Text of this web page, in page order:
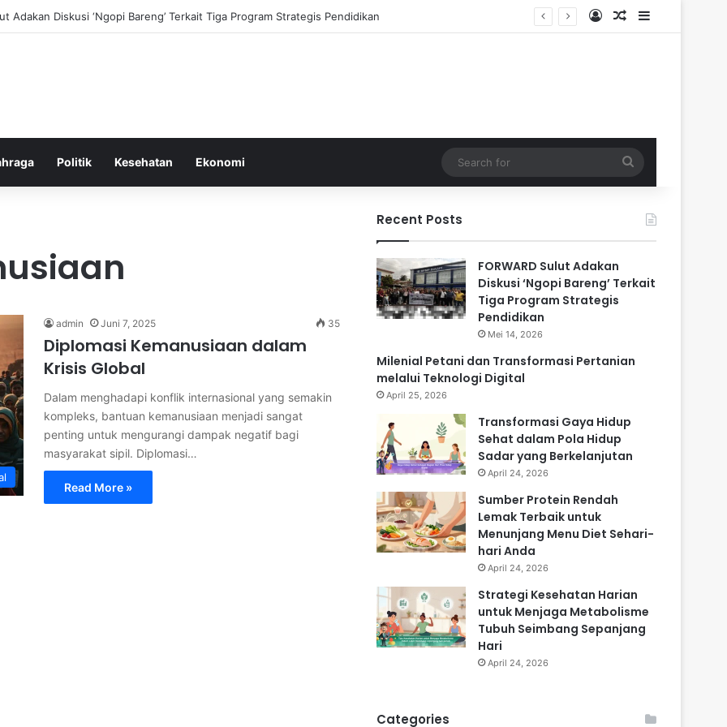
dan Transformasi Pertanian melalui Teknologi Digital Log InRandom Article
Sidebar
Politik Kesehatan Ekonomi
for
admin Juni 7, 2025 35
Diplomasi Kemanusiaan dalam
Krisis Global
Dalam menghadapi konflik internasional yang semakin
kompleks, bantuan kemanusiaan menjadi sangat
penting untuk mengurangi dampak negatif bagi
masyarakat sipil. Diplomasi…
Read More »
Recent Posts
FORWARD Sulut Adakan
Diskusi ‘Ngopi Bareng’ Terkait
Tiga Program Strategis
Pendidikan
Mei 14, 2026
Milenial Petani dan Transformasi Pertanian
melalui Teknologi Digital
April 25, 2026
Transformasi Gaya Hidup
Sehat dalam Pola Hidup
Sadar yang Berkelanjutan
April 24, 2026
Sumber Protein Rendah
Lemak Terbaik untuk
Menunjang Menu Diet Sehari-
hari Anda
April 24, 2026
Strategi Kesehatan Harian
untuk Menjaga Metabolisme
Tubuh Seimbang Sepanjang
Hari
April 24, 2026
Categories